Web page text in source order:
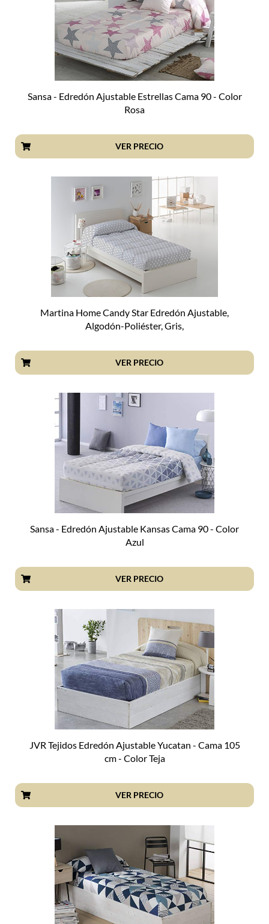
Sansa - Edredón Ajustable Estrellas Cama 90 - Color
Rosa
VER PRECIO
Martina Home Candy Star Edredón Ajustable,
Algodón-Poliéster, Gris,
VER PRECIO
Sansa - Edredón Ajustable Kansas Cama 90 - Color
Azul
VER PRECIO
JVR Tejidos Edredón Ajustable Yucatan - Cama 105
cm - Color Teja
VER PRECIO